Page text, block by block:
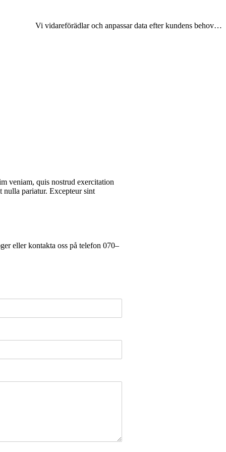
Vi vidareförädlar och anpassar data efter kundens behov…
veniam, quis nostrud exercitation
nulla pariatur. Excepteur sint
eller kontakta oss på telefon 070–